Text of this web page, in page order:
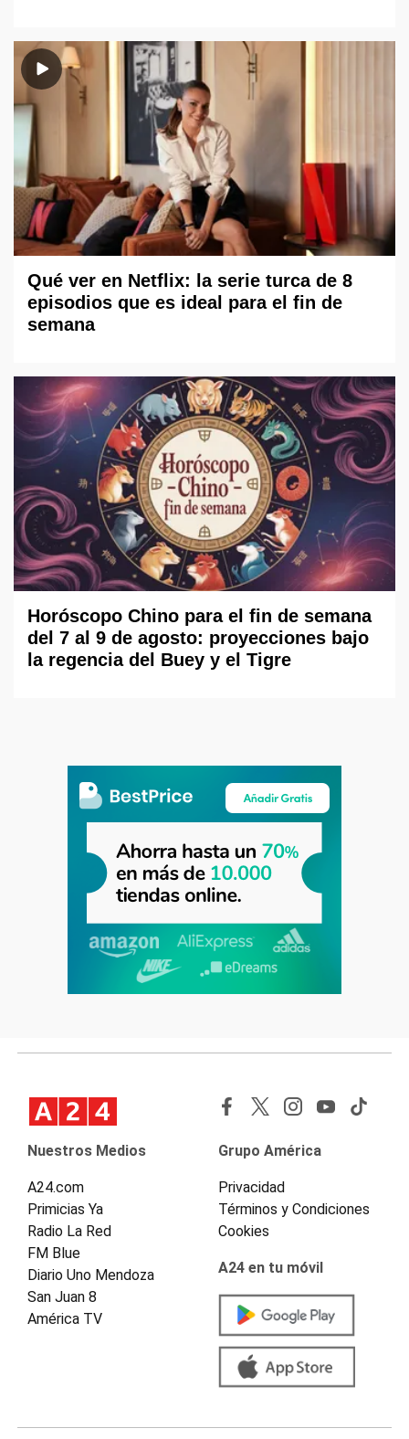
Qué ver en Netflix: la serie turca de 8
episodios que es ideal para el fin de
semana
Horóscopo Chino para el fin de semana
del 7 al 9 de agosto: proyecciones bajo
la regencia del Buey y el Tigre
Nuestros Medios
A24.com
Primicias Ya
Radio La Red
FM Blue
Diario Uno Mendoza
San Juan 8
América TV
Grupo América
Privacidad
Términos y Condiciones
Cookies
A24 en tu móvil